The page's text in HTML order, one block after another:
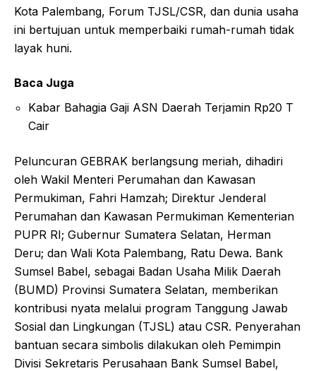
Kota Palembang, Forum TJSL/CSR, dan dunia usaha
ini bertujuan untuk memperbaiki rumah-rumah tidak
layak huni.
Baca Juga
Kabar Bahagia Gaji ASN Daerah Terjamin Rp20 T
Cair
Peluncuran GEBRAK berlangsung meriah, dihadiri
oleh Wakil Menteri Perumahan dan Kawasan
Permukiman, Fahri Hamzah; Direktur Jenderal
Perumahan dan Kawasan Permukiman Kementerian
PUPR RI; Gubernur Sumatera Selatan, Herman
Deru; dan Wali Kota Palembang, Ratu Dewa. Bank
Sumsel Babel, sebagai Badan Usaha Milik Daerah
(BUMD) Provinsi Sumatera Selatan, memberikan
kontribusi nyata melalui program Tanggung Jawab
Sosial dan Lingkungan (TJSL) atau CSR. Penyerahan
bantuan secara simbolis dilakukan oleh Pemimpin
Divisi Sekretaris Perusahaan Bank Sumsel Babel,